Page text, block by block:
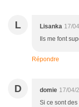
L Lisanka 17/
Ils me font
Répondre
D domie 17/04/
Si ce sont